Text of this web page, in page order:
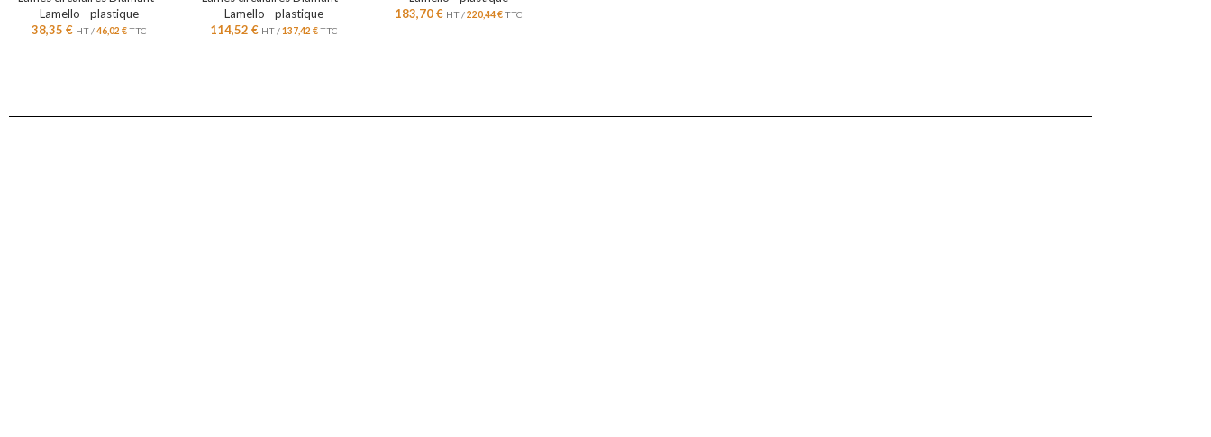
Lamello - plastique
38,35€ HT /46,02€TTC
Lamello - plastique
114,52 € HT /137,42 €TTC
183,70€ HT /220,44€TTC